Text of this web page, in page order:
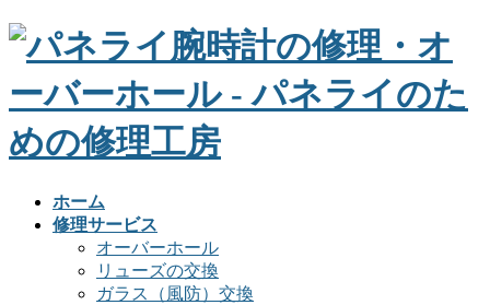
ホーム
修理サービス
オーバーホール
リューズの交換
ガラス（風防）交換